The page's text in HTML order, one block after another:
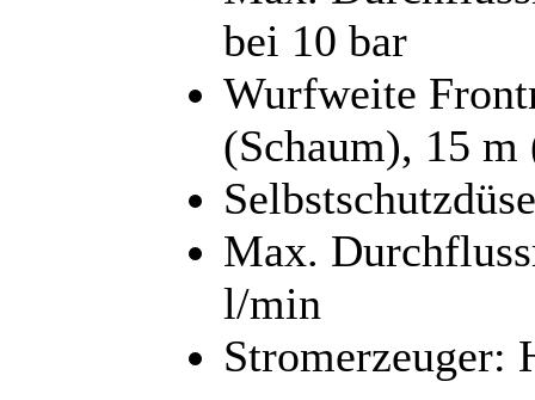
bei 10 bar
Wurfweite
(Schaum), 15
Max.
l/min
Stromerzeuger: